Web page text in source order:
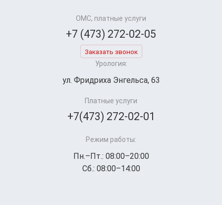
ОМС, платные услуги
+7 (473) 272-02-05
Заказать звонок
Урология:
ул. Фридриха Энгельса, 63
Платные услуги
+7(473) 272-02-01
Режим работы:
Пн.–Пт.: 08:00–20:00
Сб.: 08:00–14:00